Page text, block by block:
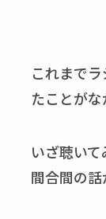
これまで
たことがな
いざ聴い
間合間の話